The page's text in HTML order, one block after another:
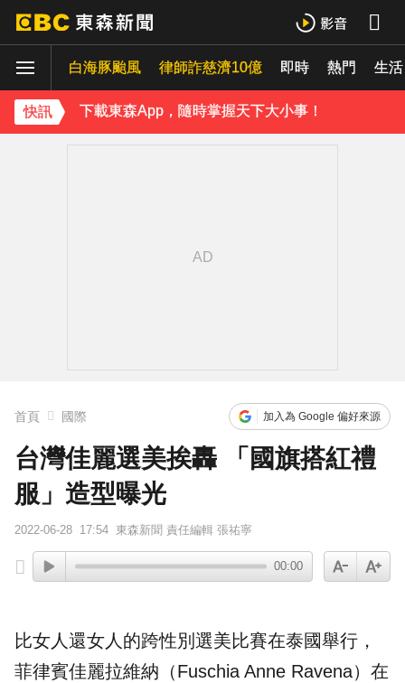
白海豚颱風 律師詐慈濟10億 即時 熱門 生活
快訊
下載東森App，隨時掌握天下大小事！
首頁 國際 加入為 Google 偏好來源
台灣佳麗選美挨轟 「國旗搭紅禮
服」造型曝光
2022-06-28 17:54 東森新聞 責任編輯 張祐寧
00:00
比女人還女人的跨性別 選美比賽在泰國舉行，
菲律賓佳麗拉維納（Fuschia Anne Ravena）在